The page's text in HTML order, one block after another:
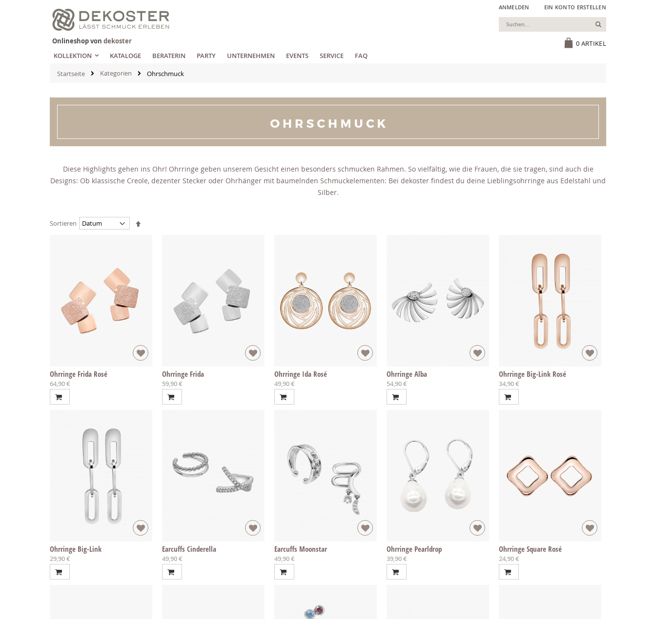
Zum
Inhalt
springen
ANMELDEN EIN KONTO ERSTELLEN
0 ARTIKEL
Suchen
Onlineshop von dekoster
KOLLEKTION
KATALOGE BERATERIN PARTY UNTERNEHMEN EVENTS SERVICE FAQ
Startseite Kategorien Ohrschmuck
Diese Highlights gehen ins Ohr! Ohrringe geben unserem Gesicht einen besonders schmucken Rahmen. So vielfältig, wie die Frauen, die sie tragen, sind auch die
Designs: Ob klassische Creole, dezenter Stecker oder Ohrhänger mit baumelnden Schmuckelementen: Bei dekoster findest du deine Lieblingsohrringe aus Edelstahl und
Silber.
Sortieren
Absteigend
Ohrringe Frida Rosé
64,90 €
Ohrringe Frida
59,90 €
Ohrringe Ida Rosé
49,90 €
Ohrringe Alba
54,90 €
Ohrringe Big-Link Rosé
34,90 €
Ohrringe Big-Link
29,90 €
Earcuffs Cinderella
49,90 €
Earcuffs Moonstar
49,90 €
Ohrringe Pearldrop
39,90 €
Ohrringe Square Rosé
24,90 €